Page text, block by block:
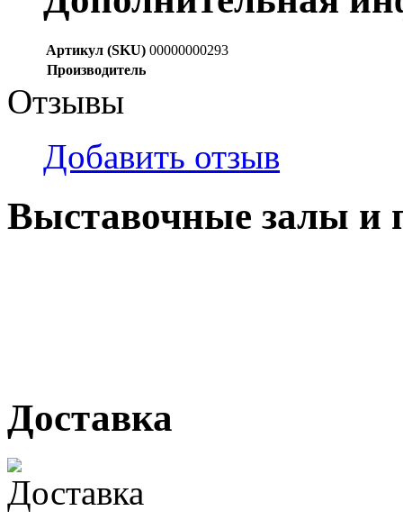
Артикул (SKU) 00000000293
Производитель
Отзывы
Добавить отзыв
Выставочные залы и
Доставка